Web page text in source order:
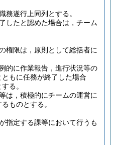
務遂行上同列とする。
したと認めた場合は，チーム
権限は，原則として総括者に
的に作業報告，進行状況等の
もに任務が終了した場合
る。
は，積極的にチームの運営に
ものとする。
指定する課等において行うも